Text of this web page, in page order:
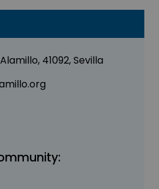
41092, Sevilla